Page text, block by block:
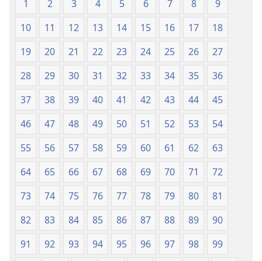
skrift
(2003)
skrift
(2003)
1 2 3 4 5 6 7 8
9
10
11 12 13 14 15 16 17
18
19
20 21 22 23 24 25 26
27
28
29 30 31 32 33 34 35
36
37
38 39 40 41 42 43 44
45
46
47 48 49 50 51 52 53
54
55
56 57 58 59 60 61 62
63
64
65 66 67 68 69 70 71
72
73
74 75 76 77 78 79 80
81
82
83 84 85 86 87 88 89
90
91
92 93 94 95 96 97 98
99